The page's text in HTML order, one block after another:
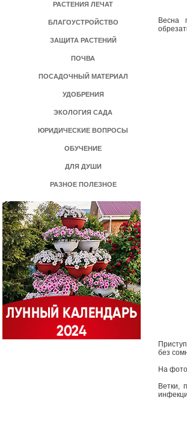
РАСТЕНИЯ ЛЕЧАТ
БЛАГОУСТРОЙСТВО
ЗАЩИТА РАСТЕНИЙ
ПОЧВА
ПОСАДОЧНЫЙ МАТЕРИАЛ
УДОБРЕНИЯ
ЭКОЛОГИЯ САДА
ЮРИДИЧЕСКИЕ ВОПРОСЫ
ОБУЧЕНИЕ
ДЛЯ ДУШИ
РАЗНОЕ ПОЛЕЗНОЕ
Весна
без
На
Ветки,